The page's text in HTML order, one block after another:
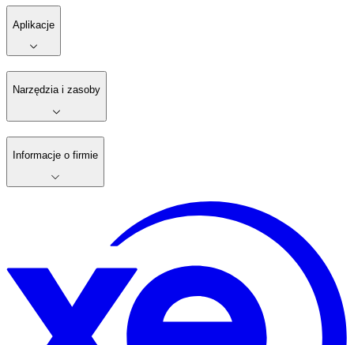
Aplikacje
Narzędzia i zasoby
Informacje o firmie